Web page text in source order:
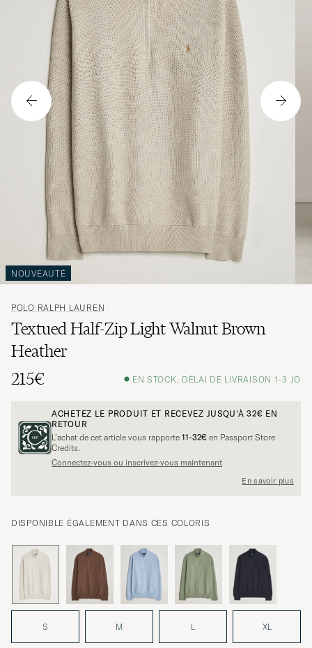
NOUVEAUTÉ
POLO RALPH LAUREN
Textued Half-Zip Light Walnut Brown
Heather
215€
EN STOCK, DÉLAI DE LIVRAISON 1-3 JO
ACHETEZ LE PRODUIT ET RECEVEZ JUSQU'À32€ EN
RETOUR
L’achat de cet article vous rapporte 11-32€ en Passport Store
Credits.
Connectez-vous ou inscrivez-vous maintenant
En savoir plus
DISPONIBLE ÉGALEMENT DANS CES COLORIS
S M L XL